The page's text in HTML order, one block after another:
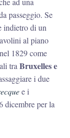
passeggio. Se
indietro di un
al piano
1829 come
tra Bruxelles e
i due
e i
dicembre per la